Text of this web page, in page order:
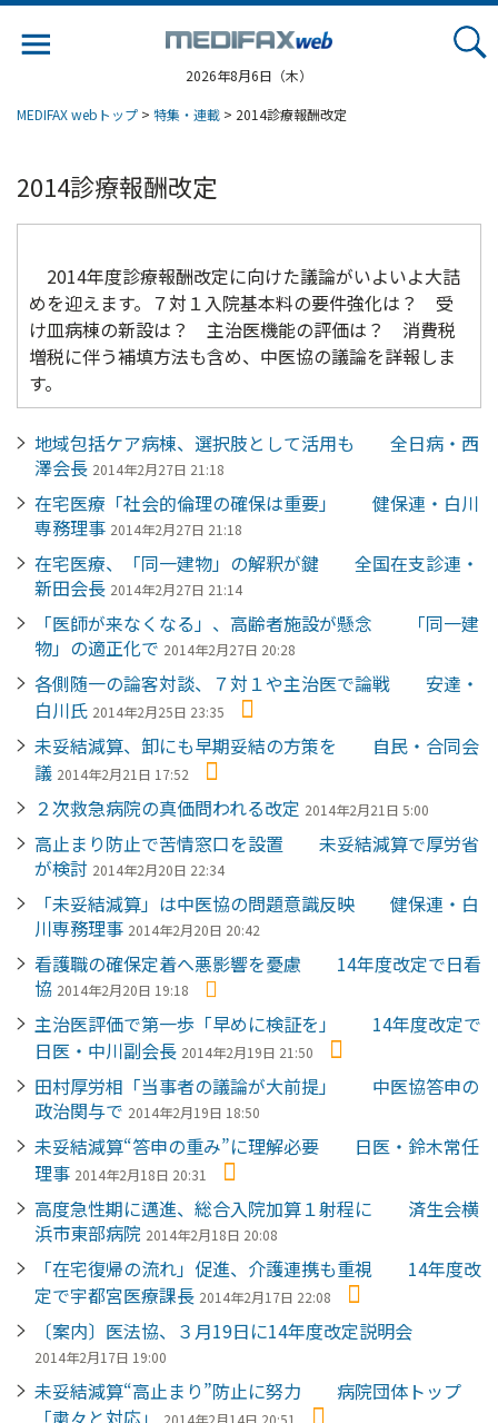
2026年8月6日（木）
MEDIFAX webトップ > 特集・連載 > 2014診療報酬改定
2014診療報酬改定
2014年度診療報酬改定に向けた議論がいよいよ大詰
めを迎えます。７対１入院基本料の要件強化は？ 受
け皿病棟の新設は？ 主治医機能の評価は？ 消費税
増税に伴う補填方法も含め、中医協の議論を詳報しま
す。
地域包括ケア病棟、選択肢として活用も 全日病・西
澤会長 2014年2月27日 21:18
在宅医療「社会的倫理の確保は重要」 健保連・白川
専務理事 2014年2月27日 21:18
在宅医療、「同一建物」の解釈が鍵 全国在支診連・
新田会長 2014年2月27日 21:14
「医師が来なくなる」、高齢者施設が懸念 「同一建
物」の適正化で 2014年2月27日 20:28
各側随一の論客対談、７対１や主治医で論戦 安達・
白川氏 2014年2月25日 23:35
未妥結減算、卸にも早期妥結の方策を 自民・合同会
議 2014年2月21日 17:52
２次救急病院の真価問われる改定 2014年2月21日 5:00
高止まり防止で苦情窓口を設置 未妥結減算で厚労省
が検討 2014年2月20日 22:34
「未妥結減算」は中医協の問題意識反映 健保連・白
川専務理事 2014年2月20日 20:42
看護職の確保定着へ悪影響を憂慮 14年度改定で日看
協 2014年2月20日 19:18
主治医評価で第一歩「早めに検証を」 14年度改定で
日医・中川副会長 2014年2月19日 21:50
田村厚労相「当事者の議論が大前提」 中医協答申の
政治関与で 2014年2月19日 18:50
未妥結減算“答申の重み”に理解必要 日医・鈴木常任
理事 2014年2月18日 20:31
高度急性期に邁進、総合入院加算１射程に 済生会横
浜市東部病院 2014年2月18日 20:08
「在宅復帰の流れ」促進、介護連携も重視 14年度改
定で宇都宮医療課長 2014年2月17日 22:08
〔案内〕医法協、３月19日に14年度改定説明会
2014年2月17日 19:00
未妥結減算“高止まり”防止に努力 病院団体トップ
「粛々と対応」
2014年2月14日 20:51